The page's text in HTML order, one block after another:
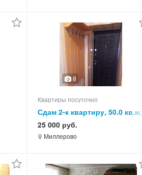
8
Квартиры посуточно
Сдам 2-к квартиру, 50.0 кв.м,
этаж 5 из 5
25 000 руб.
Миллерово